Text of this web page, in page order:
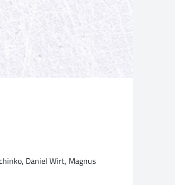
Daniel Wirt, Magnus